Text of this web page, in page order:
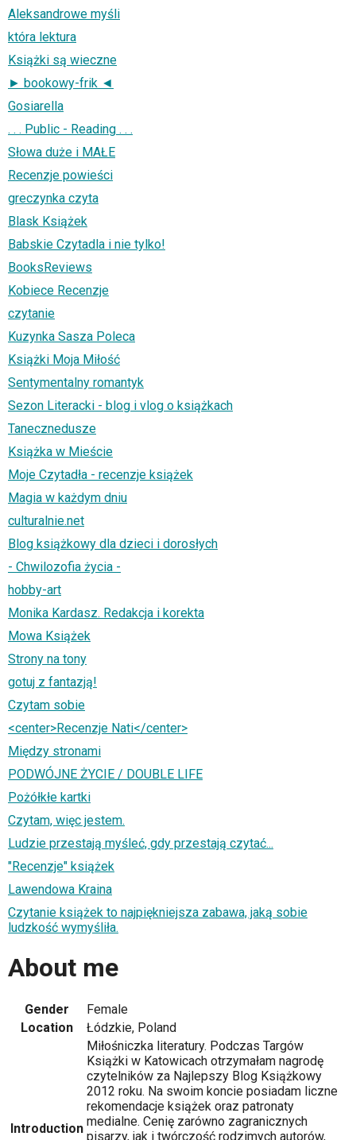
Aleksandrowe myśli
która lektura
Książki są wieczne
► bookowy-frik ◄
Gosiarella
. . . Public - Reading . . .
Słowa duże i MAŁE
Recenzje powieści
greczynka czyta
Blask Książek
Babskie Czytadla i nie tylko!
BooksReviews
Kobiece Recenzje
czytanie
Kuzynka Sasza Poleca
Książki Moja Miłość
Sentymentalny romantyk
Sezon Literacki - blog i vlog o książkach
Tanecznedusze
Książka w Mieście
Moje Czytadła - recenzje książek
Magia w każdym dniu
culturalnie.net
Blog książkowy dla dzieci i dorosłych
- Chwilozofia życia -
hobby-art
Monika Kardasz. Redakcja i korekta
Mowa Książek
Strony na tony
gotuj z fantazją!
Czytam sobie
<center>Recenzje Nati</center>
Między stronami
PODWÓJNE ŻYCIE / DOUBLE LIFE
Pożółkłe kartki
Czytam, więc jestem.
Ludzie przestają myśleć, gdy przestają czytać...
"Recenzje" książek
Lawendowa Kraina
Czytanie książek to najpiękniejsza zabawa, jaką sobie
ludzkość wymyśliła.
About me
Gender
Female
Location
Łódzkie, Poland
Introduction
Miłośniczka literatury. Podczas Targów
Książki w Katowicach otrzymałam nagrodę
czytelników za Najlepszy Blog Książkowy
2012 roku. Na swoim koncie posiadam liczne
rekomendacje książek oraz patronaty
medialne. Cenię zarówno zagranicznych
pisarzy, jak i twórczość rodzimych autorów,